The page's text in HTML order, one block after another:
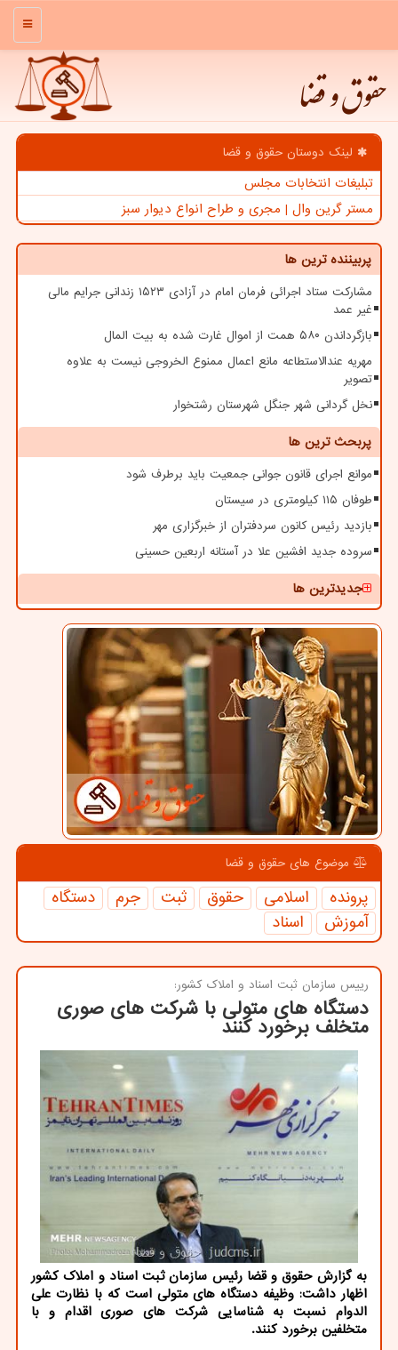
منو
حقوق و قضا
لینک دوستان حقوق و قضا
تبلیغات انتخابات مجلس
مستر گرین وال | مجری و طراح انواع دیوار سبز
پربیننده ترین ها
مشارکت ستاد اجرائی فرمان امام در آزادی ۱۵۲۳ زندانی جرایم مالی
غیر عمد
بازگرداندن ۵۸۰ همت از اموال غارت شده به بیت المال
مهریه عندالاستطاعه مانع اعمال ممنوع الخروجی نیست به علاوه
تصویر
نخل گردانی شهر جنگل شهرستان رشتخوار
پربحث ترین ها
موانع اجرای قانون جوانی جمعیت باید برطرف شود
طوفان ۱۱۵ کیلومتری در سیستان
بازدید رئیس کانون سردفتران از خبرگزاری مهر
سروده جدید افشین علا در آستانه اربعین حسینی
جدیدترین ها
موضوع های حقوق و قضا
پرونده اسلامی حقوق ثبت جرم
دستگاه
آموزش
اسناد
رییس سازمان ثبت اسناد و املاك كشور:
دستگاه های متولی با شركت های صوری
متخلف برخورد كنند
به گزارش حقوق و قضا رئیس سازمان ثبت اسناد و املاك كشور
اظهار داشت: وظیفه دستگاه های متولی است كه با نظارت علی
الدوام نسبت به شناسایی شركت های صوری اقدام و با
متخلفین برخورد كنند.